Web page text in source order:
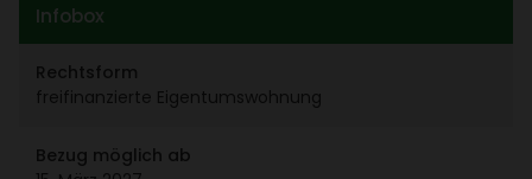
Infobox
Rechts­form
frei­fi­nan­zierte Eigen­tums­woh­nung
Bezug möglich ab